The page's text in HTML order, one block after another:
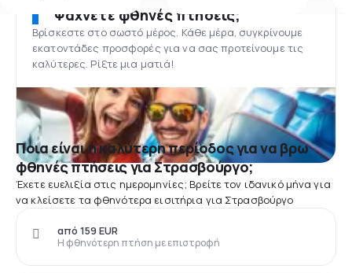
Ψάχνετε φθηνές πτήσεις;
Βρίσκεστε στο σωστό μέρος. Κάθε μέρα, συγκρίνουμε
εκατοντάδες προσφορές για να σας προτείνουμε τις
καλύτερες. Ρίξτε μια ματιά!
Ποια είναι η καλύτερη περίοδος για να βρω
φθηνές πτήσεις για Στρασβούργο;
Έχετε ευελιξία στις ημερομηνίες; Βρείτε τον ιδανικό μήνα για
να κλείσετε τα φθηνότερα εισιτήρια για Στρασβούργο
Η φθηνότερη πτήση με επιστροφή
από 159 EUR